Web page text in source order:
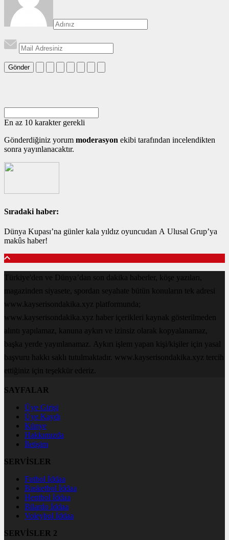
Gönder
En az 10 karakter gerekli
Gönderdiğiniz yorum moderasyon ekibi tarafından incelendikten
sonra yayınlanacaktır.
Sıradaki haber:
Dünya Kupası’na günler kala yıldız oyuncudan A Ulusal Grup’ya
makûs haber!
Türkiye'den ve Dünya’dan son dakika haberler, köşe yazıları,
magazinden siyasete, spordan seyahate bütün konuların tek adresi
www.kayserisondakika.xyz platformunda;
www.kayserisondakika.xyz haber içerikleri kaynak gösterilmeden
alıntı yapılamaz, kanuna aykırı ve izinsiz olarak kopyalanamaz,
başka yerde yayınlanamaz. Aykırı işlem yapan kişi/kişiler için yasal
başvuru hakkı saklı tutulmaktadır. www.kayserisondakika.xyz tercih
ettiğiniz için teşekkür ederiz.
SAYFALAR
Üye Girişi
Üye Kaydı
Künye
Hakkımızda
İletişim
SERVİSLER
Futbol İddaa
Basketbol İddaa
Hentbol İddaa
Bilardo İddaa
Voleybol İddaa
SERVİSLER 2